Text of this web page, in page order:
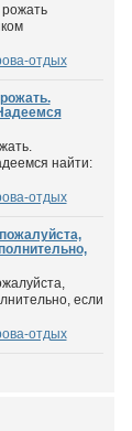
отдых
найти:
отдых
если
отдых